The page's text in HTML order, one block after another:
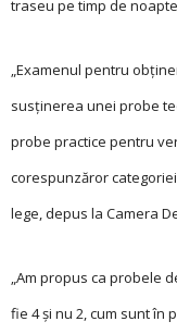
traseu pe timp de
„Examenul pentru
susţinerea unei probe
probe practice pentru
corespunzăror
lege, depus la Camera
„Am propus ca probele
fie 4 şi nu 2, cum sunt în